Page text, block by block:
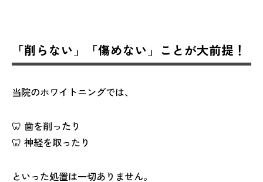
「削らない」「傷めない」ことが大前提！
当院のホワイトニングでは、
🦷 歯を削ったり
🦷 神経を取ったり
といった処置は一切ありません。